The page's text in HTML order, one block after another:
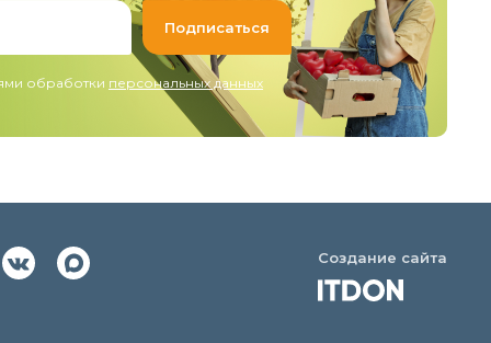
обработки персональных данных
Создание сайта